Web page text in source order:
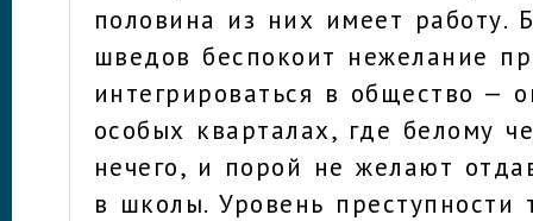
половина из них имеет работу.
шведов беспокоит нежелание
интегрироваться в общество —
особых кварталах, где белому
нечего, и порой не желают
в школы. Уровень преступности